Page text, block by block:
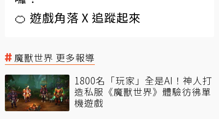
🍊 遊戲角落 X 追蹤起來
魔獸世界 更多報導
1800名「玩家」全是AI！神人打
造私服《魔獸世界》體驗彷彿單
機遊戲